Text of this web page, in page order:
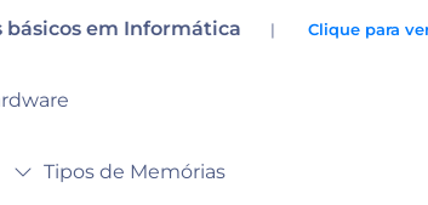
básicos em Informática | Clique para
Tipos de Memórias